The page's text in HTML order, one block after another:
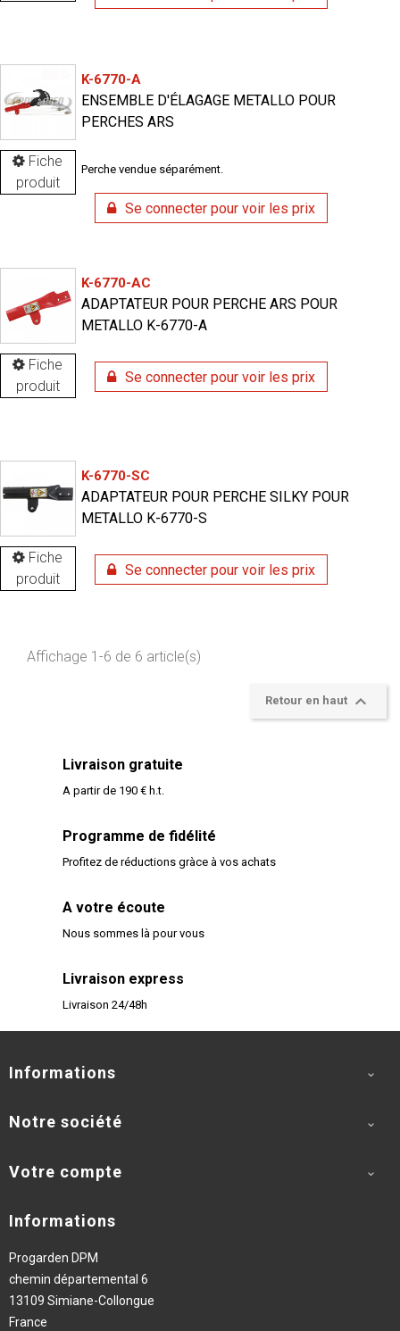
Fiche
produit
K-6770-A
ENSEMBLE D'ÉLAGAGE METALLO POUR
PERCHES ARS
Perche vendue séparément.
Se connecter pour voir les prix
Fiche
produit
K-6770-AC
ADAPTATEUR POUR PERCHE ARS POUR
METALLO K-6770-A
Se connecter pour voir les prix
Fiche
produit
K-6770-SC
ADAPTATEUR POUR PERCHE SILKY POUR
METALLO K-6770-S
Se connecter pour voir les prix
Affichage 1-6 de 6 article(s)
Retour en haut 
Livraison gratuite
A partir de 190 € h.t.
Programme de fidélité
Profitez de réductions gràce à vos achats
A votre écoute
Nous sommes là pour vous
Livraison express
Livraison 24/48h
Informations 
Notre société 
Votre compte 
Informations
Progarden DPM
chemin départemental 6
13109 Simiane-Collongue
France